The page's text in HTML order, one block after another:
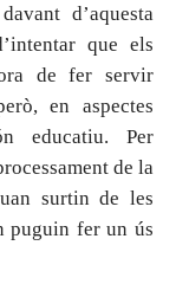
d’aquesta
que els
de fer servir
en aspectes
educatiu. Per
de la
surtin de les
puguin fer un ús